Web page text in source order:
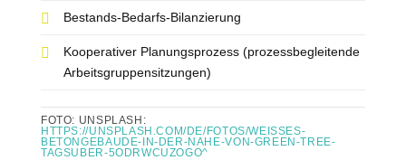
Bestands-Bedarfs-Bilanzierung
Kooperativer Planungsprozess (prozessbegleitende
Arbeitsgruppensitzungen)
FOTO: UNSPLASH:
HTTPS://UNSPLASH.COM/DE/FOTOS/WEISSES-
BETONGEBAUDE-IN-DER-NAHE-VON-GREEN-TREE-
TAGSUBER-5ODRWCUZOGO^